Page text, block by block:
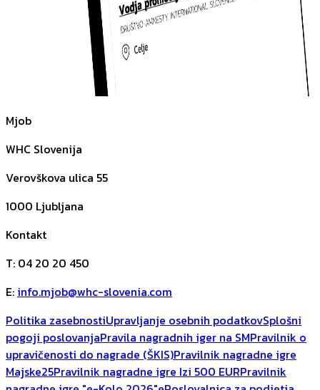
Mjob
WHC Slovenija
Verovškova ulica 55
1000 Ljubljana
Kontakt
T: 04 20 20 450
E: info.mjob@whc-slovenia.com
Politika zasebnostiUpravljanje osebnih podatkovSplošni
pogoji poslovanjaPravila nagradnih iger na SMPravilnik o
upravičenosti do nagrade (ŠKIS)Pravilnik nagradne igre
Majske25Pravilnik nagradne igre Izi 500 EURPravilnik